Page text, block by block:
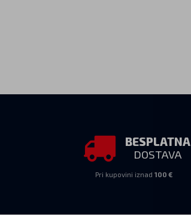
BESPLATNA
DOSTAVA
Pri kupovini iznad100 €